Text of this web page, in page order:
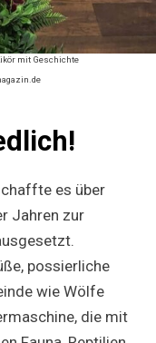
mit Geschichte
es über
Jahren zur
possierliche
wie Wölfe
die mit